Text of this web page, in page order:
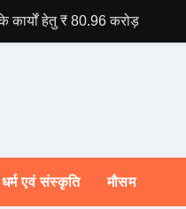
हेतु ₹ 80.96 करोड़ की
धर्म एवं संस्कृति मौसम